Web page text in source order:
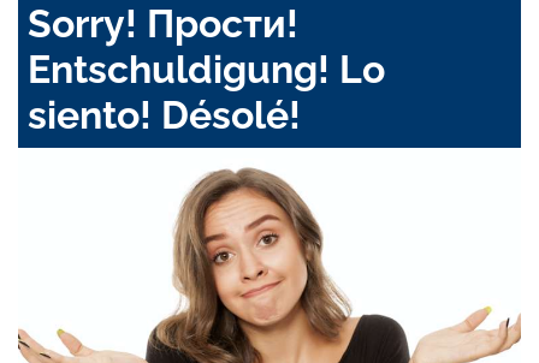
Sorry! Прости!
Entschuldigung! Lo
siento! Désolé!